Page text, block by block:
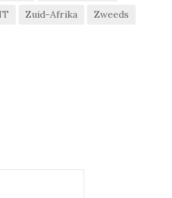
Zuid-Afrika Zweeds